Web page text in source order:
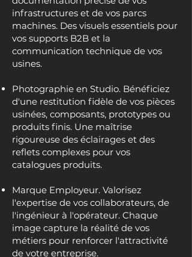
infrastructures et de vos parcs
machines. Des visuels essentiels pour
vos supports B2B et la
communication technique de vos
usines.
Photographie en Studio. Bénéficiez
d'une restitution fidèle de vos pièces
usinées, composants, prototypes ou
produits finis. Une maîtrise
rigoureuse des éclairages et des
reflets complexes pour vos
catalogues produits.
Marque Employeur. Valorisez
l'expertise de vos collaborateurs, de
l'ingénieur à l'opérateur. Chaque
image capture la réalité de vos
métiers pour renforcer l'attractivité
de votre entreprise.